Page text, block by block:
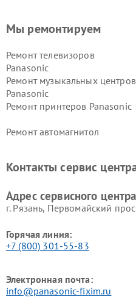
Мы ремонтируем
Ремонт телевизоров
Panasonic
Ремонт музыкальных центров
Panasonic
Ремонт принтеров Panasonic
Ремонт автомагнитол
Контакты сервис
Адрес сервисного
г. Рязань, Первомайский
Горячая линия:
+7 (800) 301-55-83
Электронная почта:
info@panasonic-fixim.ru